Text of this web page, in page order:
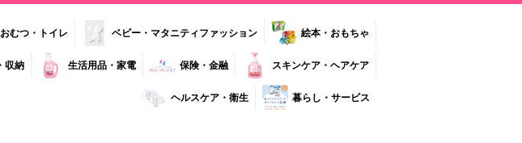
むつ・トイレ ベビー・マタニティファッション 絵本・おもちゃ
収納 生活用品・家電 保険・金融 スキンケア・ヘアケア
ヘルスケア・衛生 暮らし・サービス